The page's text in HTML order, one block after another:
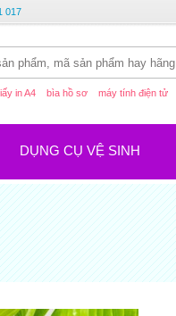
017
in A4 bìa hồ sơ máy tính điện tử
DỤNG CỤ VỆ SINH